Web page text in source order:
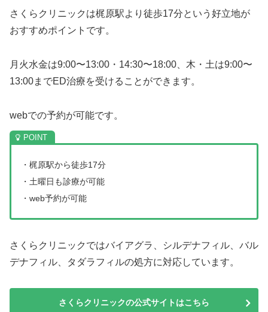
さくらクリニックは梶原駅より徒歩17分という好立地が
おすすめポイントです。
月火水金は9:00〜13:00・14:30〜18:00、木・土は9:00〜
13:00までED治療を受けることができます。
webでの予約が可能です。
・梶原駅から徒歩17分
・土曜日も診療が可能
・web予約が可能
さくらクリニックではバイアグラ、シルデナフィル、バル
デナフィル、タダラフィルの処方に対応しています。
さくらクリニックの公式サイトはこちら